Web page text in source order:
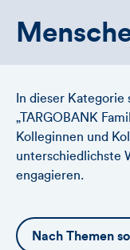
In dieser
„TARGOBANK
Kolleginnen und
unterschiedlichste
engagieren.
Öffnet
Nach Themen